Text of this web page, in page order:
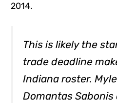
2014.
This is likely the
trade deadline
Indiana roster.
Domantas Sabonis